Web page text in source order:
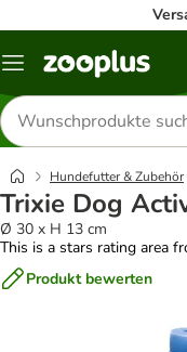
Menü
Produkte
suchen
Hundefutter & Zubehör
Trixie Dog
Ø 30 x H 13 cm
This is a stars rating area
Produkt bewerten